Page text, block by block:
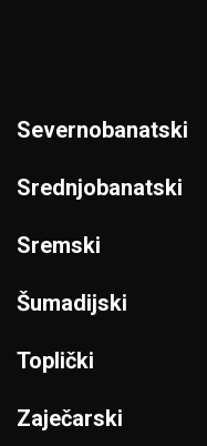
Severnobanatski
Srednjobanatski
Sremski
Šumadijski
Toplički
Zaječarski